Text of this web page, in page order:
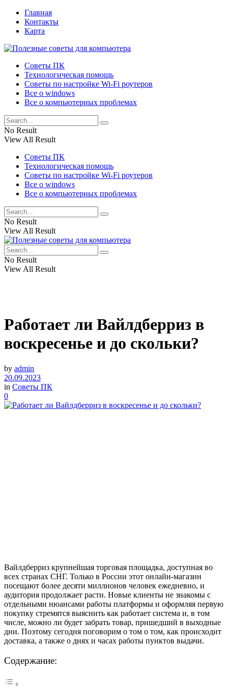
Главная
Контакты
Карта
Советы ПК
Технологическая помощь
Советы по настройке Wi-Fi роутеров
Все о windows
Все о компьютерных проблемах
No Result
View All Result
Советы ПК
Технологическая помощь
Советы по настройке Wi-Fi роутеров
Все о windows
Все о компьютерных проблемах
No Result
View All Result
No Result
View All Result
Работает ли Вайлдберриз в
воскресенье и до скольки?
by admin
20.09.2023
in Советы ПК
0
Вайлдберриз крупнейшая торговая площадка, доступная во
всех странах СНГ. Только в России этот онлайн-магазин
посещают более десяти миллионов человек ежедневно, и
аудитория продолжает расти. Новые клиенты не знакомы с
отдельными нюансами работы платформы и оформляя первую
покупку стремятся выяснить как работает система и, в том
числе, можно ли будет забрать товар, пришедший в выходные
дни. Поэтому сегодня поговорим о том о том, как происходит
доставка, а также о днях и часах работы пунктов выдачи.
Содержание: